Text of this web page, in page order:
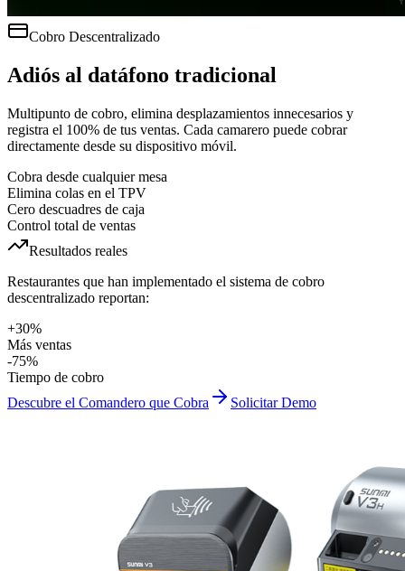
Cobro Descentralizado
Adiós al datáfono tradicional
Multipunto de cobro, elimina desplazamientos innecesarios y
registra el 100% de tus ventas. Cada camarero puede cobrar
directamente desde su dispositivo móvil.
Cobra desde cualquier mesa
Elimina colas en el TPV
Cero descuadres de caja
Control total de ventas
Resultados reales
Restaurantes que han implementado el sistema de cobro
descentralizado reportan:
+30%
Más ventas
-75%
Tiempo de cobro
Descubre el Comandero que Cobra
Solicitar Demo